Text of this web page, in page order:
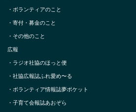
・ ボランティアのこと
・ 寄付・募金のこと
・ その他のこと
広報
・ ラジオ社協のほっと便
・ 社協広報誌ふれ愛め〜る
・ ボランティア情報誌夢ポケット
・ 子育て会報誌あおぞら